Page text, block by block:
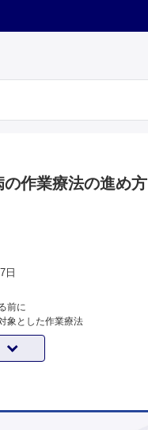
作業療法の進め方
日
前に
象とした作業療法
士のかかわり
かかわり
精神症状の理解